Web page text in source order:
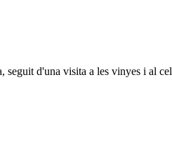
d'una visita a les vinyes i al